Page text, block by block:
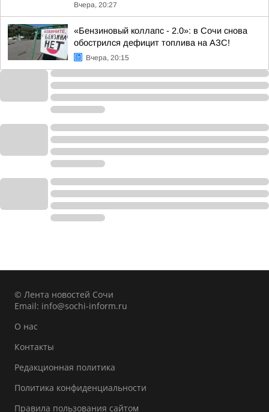
Вчера, 20:27
«Бензиновый коллапс - 2.0»: в Сочи снова
обострился дефицит топлива на АЗС!
Вчера, 20:15
© Лента новостей Сочи
Email: info@sochi-inform.ru
О нас
Контакты
Редакционная политика
Политика конфиденциальности
Правила пользования сайтом